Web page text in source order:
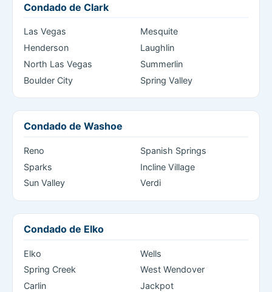
Condado de Clark
Las Vegas
Henderson
North Las Vegas
Boulder City
Mesquite
Laughlin
Summerlin
Spring Valley
Condado de Washoe
Reno
Sparks
Sun Valley
Spanish Springs
Incline Village
Verdi
Condado de Elko
Elko
Spring Creek
Carlin
Wells
West Wendover
Jackpot